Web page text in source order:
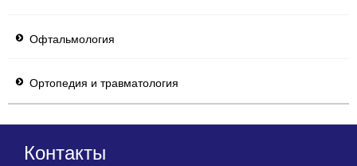
Офтальмология
Ортопедия и травматология
Контакты